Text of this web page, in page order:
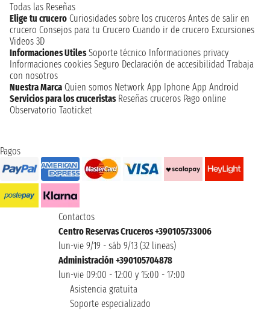
Todas las Reseñas
Elige tu crucero Curiosidades sobre los cruceros Antes de salir en
crucero Consejos para tu Crucero Cuando ir de crucero Excursiones
Videos 3D
Informaciones Utiles Soporte técnico Informaciones privacy
Informaciones cookies Seguro Declaración de accesibilidad Trabaja
con nosotros
Nuestra Marca Quien somos Network App Iphone App Android
Servicios para los cruceristas Reseñas cruceros Pago online
Observatorio Taoticket
Pagos
Contactos
Centro Reservas Cruceros +390105733006
lun-vie 9/19 - sáb 9/13 (32 lineas)
Administración +390105704878
lun-vie 09:00 - 12:00 y 15:00 - 17:00
Asistencia gratuita
Soporte especializado